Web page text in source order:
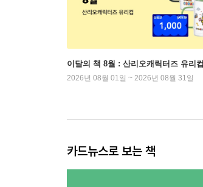
이달의 책 8월 : 산리오캐릭터즈 유리컵
2026년 08월 01일 ~ 2026년 08월 31일
카드뉴스로 보는 책